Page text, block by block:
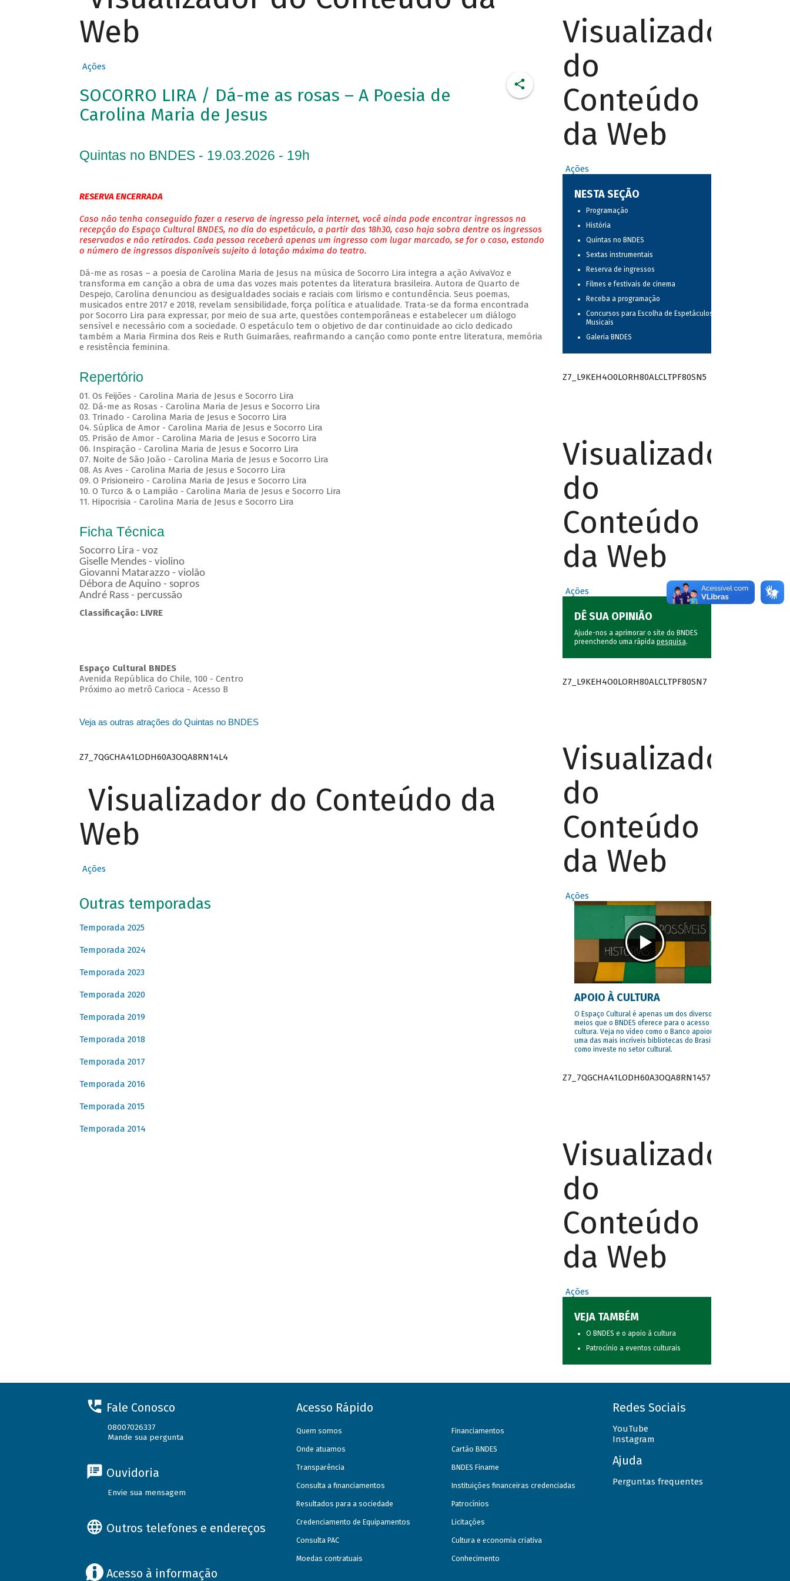
Web
Ações
SOCORRO LIRA / Dá-me as rosas – A Poesia de
Carolina Maria de Jesus
Quintas no BNDES - 19.03.2026 - 19h
RESERVA ENCERRADA
Caso não tenha conseguido fazer a reserva de ingresso pela internet, você ainda pode encontrar ingressos na
recepção do Espaço Cultural BNDES, no dia do espetáculo, a partir das 18h30, caso haja sobra dentre os ingressos
reservados e não retirados. Cada pessoa receberá apenas um ingresso com lugar marcado, se for o caso, estando
o número de ingressos disponíveis sujeito à lotação máxima do teatro.
Dá-me as rosas – a poesia de Carolina Maria de Jesus na música de Socorro Lira integra a ação AvivaVoz e
transforma em canção a obra de uma das vozes mais potentes da literatura brasileira. Autora de Quarto de
Despejo, Carolina denunciou as desigualdades sociais e raciais com lirismo e contundência. Seus poemas,
musicados entre 2017 e 2018, revelam sensibilidade, força política e atualidade. Trata-se da forma encontrada
por Socorro Lira para expressar, por meio de sua arte, questões contemporâneas e estabelecer um diálogo
sensível e necessário com a sociedade. O espetáculo tem o objetivo de dar continuidade ao ciclo dedicado
também a Maria Firmina dos Reis e Ruth Guimarães, reafirmando a canção como ponte entre literatura, memória
e resistência feminina.
Repertório
01. Os Feijões - Carolina Maria de Jesus e Socorro Lira
02. Dá-me as Rosas - Carolina Maria de Jesus e Socorro Lira
03. Trinado - Carolina Maria de Jesus e Socorro Lira
04. Súplica de Amor - Carolina Maria de Jesus e Socorro Lira
05. Prisão de Amor - Carolina Maria de Jesus e Socorro Lira
06. Inspiração - Carolina Maria de Jesus e Socorro Lira
07. Noite de São João - Carolina Maria de Jesus e Socorro Lira
08. As Aves - Carolina Maria de Jesus e Socorro Lira
09. O Prisioneiro - Carolina Maria de Jesus e Socorro Lira
10. O Turco & o Lampião - Carolina Maria de Jesus e Socorro Lira
11. Hipocrisia - Carolina Maria de Jesus e Socorro Lira
Ficha Técnica
Socorro Lira - voz
Giselle Mendes - violino
Giovanni Matarazzo - violão
Débora de Aquino - sopros
André Rass - percussão
Classificação: LIVRE
Espaço Cultural BNDES
Avenida República do Chile, 100 - Centro
Próximo ao metrô Carioca - Acesso B
Veja as outras atrações do Quintas no BNDES
Z7_7QGCHA41LODH60A3OQA8RN14L4
Visualizador do Conteúdo da
Web
Ações
Outras temporadas
Temporada 2025
Temporada 2024
Temporada 2023
Temporada 2020
Temporada 2019
Temporada 2018
Temporada 2017
Temporada 2016
Temporada 2015
Temporada 2014
Visualizador
do
Conteúdo
da Web
Ações
NESTA SEÇÃO
Programação
História
Quintas no BNDES
Sextas instrumentais
Reserva de ingressos
Filmes e festivais de cinema
Receba a programação
Concursos para Escolha de Espetáculos
Musicais
Galeria BNDES
Z7_L9KEH4O0LORH80ALCLTPF80SN5
Visualizador
do
Conteúdo
da Web
Ações
DÊ SUA OPINIÃO
Ajude-nos a aprimorar o site do BNDES
preenchendo uma rápida pesquisa.
Z7_L9KEH4O0LORH80ALCLTPF80SN7
Visualizador
do
Conteúdo
da Web
Ações
APOIO À CULTURA
O Espaço Cultural é apenas um dos diversos
meios que o BNDES oferece para o acesso à
cultura. Veja no vídeo como o Banco apoiou
uma das mais incríveis bibliotecas do Brasil e
como investe no setor cultural.
Z7_7QGCHA41LODH60A3OQA8RN1457
Visualizador
do
Conteúdo
da Web
Ações
VEJA TAMBÉM
O BNDES e o apoio à cultura
Patrocínio a eventos culturais
Fale Conosco
08007026337
Mande sua pergunta
Ouvidoria
Envie sua mensagem
Outros telefones e endereços
Acesso à informação
Acesso Rápido
Quem somos
Onde atuamos
Transparência
Consulta a financiamentos
Resultados para a sociedade
Credenciamento de Equipamentos
Consulta PAC
Moedas contratuais
Financiamentos
Cartão BNDES
BNDES Finame
Instituições financeiras credenciadas
Patrocínios
Licitações
Cultura e economia criativa
Conhecimento
Redes Sociais
YouTube
Instagram
Ajuda
Perguntas frequentes